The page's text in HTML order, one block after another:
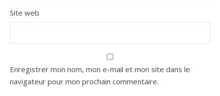
Site web
Enregistrer mon nom, mon e-mail et mon site dans le
navigateur pour mon prochain commentaire.